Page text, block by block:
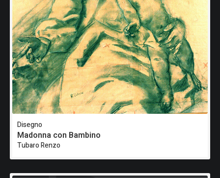
Disegno
Madonna con Bambino
Tubaro Renzo